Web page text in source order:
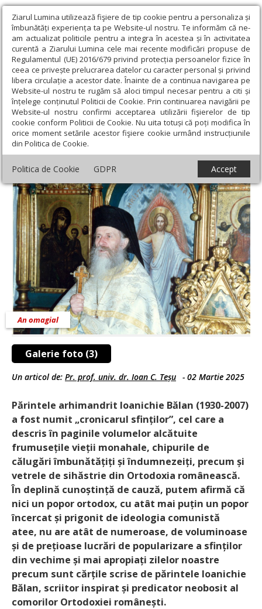
Ziarul Lumina utilizează fişiere de tip cookie pentru a personaliza și
îmbunătăți experiența ta pe Website-ul nostru. Te informăm că ne-
am actualizat politicile pentru a integra în acestea și în activitatea
curentă a Ziarului Lumina cele mai recente modificări propuse de
Regulamentul (UE) 2016/679 privind protecția persoanelor fizice în
ceea ce privește prelucrarea datelor cu caracter personal și privind
libera circulație a acestor date. Înainte de a continua navigarea pe
Website-ul nostru te rugăm să aloci timpul necesar pentru a citi și
înțelege conținutul Politicii de Cookie. Prin continuarea navigării pe
Website-ul nostru confirmi acceptarea utilizării fişierelor de tip
cookie conform Politicii de Cookie. Nu uita totuși că poți modifica în
orice moment setările acestor fişiere cookie urmând instrucțiunile
din Politica de Cookie.
Politica de Cookie GDPR Accept
Ziarul Lumina › Actualitate religioasă › An omagial › Părintele
Ioanichie Bălan - în lumina sfinților și a sfințeniei
Părintele Ioanichie Bălan - în lumina
sfinților și a sfințeniei
Galerie foto (3)
An omagial
Un articol de: Pr. prof. univ. dr. Ioan C. Teșu - 02 Martie 2025
Părintele arhimandrit Ioanichie Bălan (1930-2007)
a fost numit „cronicarul sfinților”, cel care a
descris în paginile volumelor alcătuite
frumusețile vieții monahale, chipurile de
călugări îmbunătățiți și îndumnezeiți, precum și
vetrele de sihăstrie din Ortodoxia românească.
În deplină cunoștință de cauză, putem afirmă că
nici un popor ortodox, cu atât mai puțin un popor
încercat și prigonit de ideologia comunistă
atee, nu are atât de numeroase, de voluminoase
și de prețioase lucrări de popularizare a sfinților
din vechime și mai apropiați zilelor noastre
precum sunt cărțile scrise de părintele Ioanichie
Bălan, scriitor inspirat și predicator neobosit al
comorilor Ortodoxiei românești.